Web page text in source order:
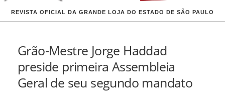
REVISTA OFICIAL DA GRANDE LOJA DO ESTADO DE SÃO PAULO
Grão-Mestre Jorge Haddad
preside primeira Assembleia
Geral de seu segundo mandato